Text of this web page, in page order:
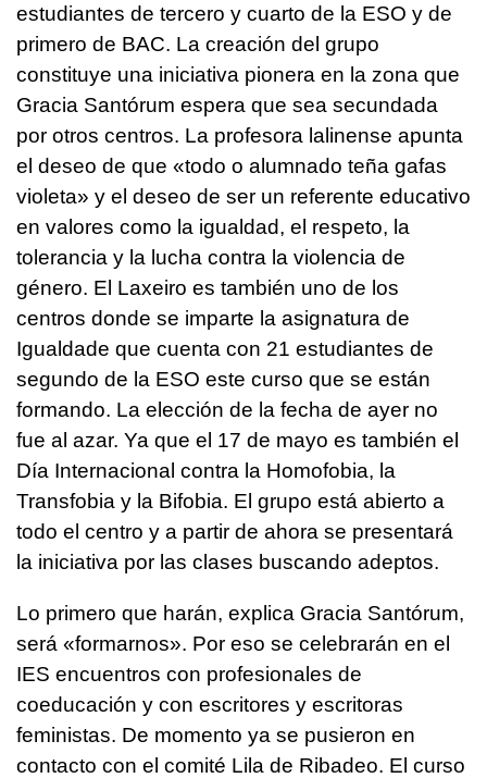
estudiantes de tercero y cuarto de la ESO y de
primero de BAC. La creación del grupo
constituye una iniciativa pionera en la zona que
Gracia Santórum espera que sea secundada
por otros centros. La profesora lalinense apunta
el deseo de que «todo o alumnado teña gafas
violeta» y el deseo de ser un referente educativo
en valores como la igualdad, el respeto, la
tolerancia y la lucha contra la violencia de
género. El Laxeiro es también uno de los
centros donde se imparte la asignatura de
Igualdade que cuenta con 21 estudiantes de
segundo de la ESO este curso que se están
formando. La elección de la fecha de ayer no
fue al azar. Ya que el 17 de mayo es también el
Día Internacional contra la Homofobia, la
Transfobia y la Bifobia. El grupo está abierto a
todo el centro y a partir de ahora se presentará
la iniciativa por las clases buscando adeptos.
Lo primero que harán, explica Gracia Santórum,
será «formarnos». Por eso se celebrarán en el
IES encuentros con profesionales de
coeducación y con escritores y escritoras
feministas. De momento ya se pusieron en
contacto con el comité Lila de Ribadeo. El curso